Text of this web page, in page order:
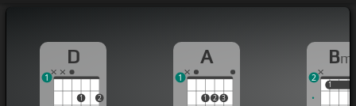
D
1
2
1
A
1 2 3
1
Bm
11
2